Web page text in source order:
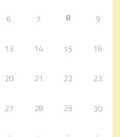
6 7 8 9
13 14 15 16
20 21 22 23
27 28 29 30